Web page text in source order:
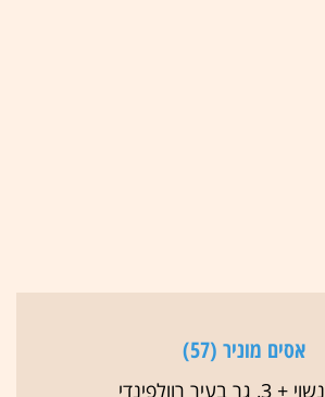
אסים מוניר (57)
נשוי + 3, גר בעיר רוולפינדי